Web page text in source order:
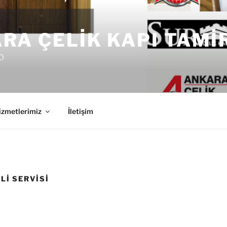
ÇELIK KAPI
İletişim
SERVISI